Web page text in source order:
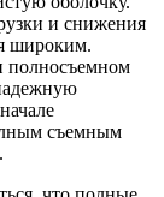
и снижения
широким.
полносъемном
съемным